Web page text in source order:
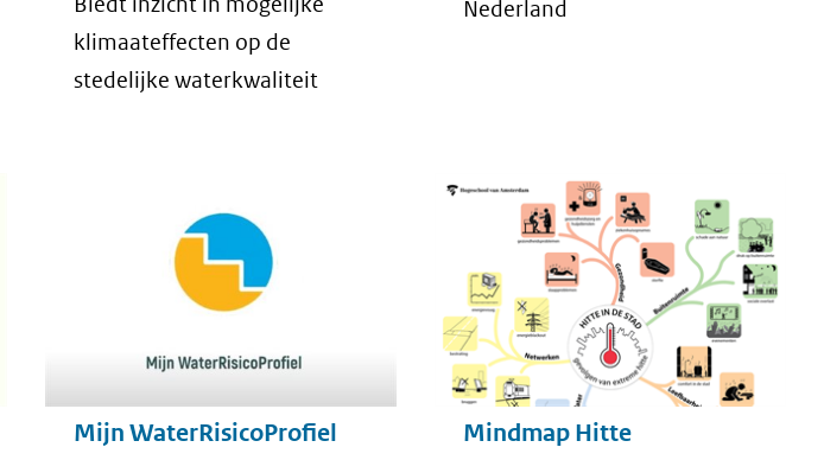
klimaateffecten op de
stedelijke waterkwaliteit
Nederland
Mijn WaterRisicoProfiel Mindmap Hitte